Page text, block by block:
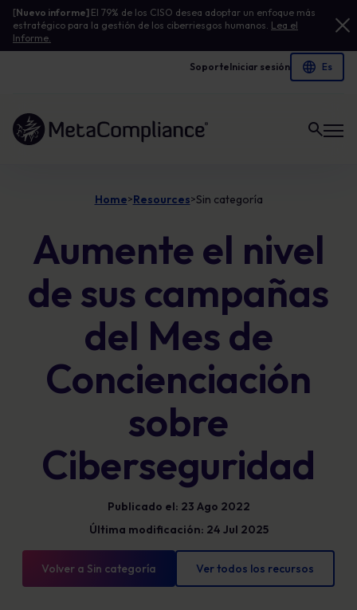
[Nuevo informe] El 79% de los CISO desea adoptar un enfoque más
estratégico para la gestión de los ciberriesgos humanos. Lea el
Informe.
SoporteIniciar sesión
Enlace a la página de inicio
Home>Resources>Sin categoría
Aumente el nivel
de sus campañas
del Mes de
Concienciación
sobre
Ciberseguridad
Publicado el: 23 Ago 2022
Última modificación: 24 Jul 2025
Volver a Sin categoría Ver todos los recursos